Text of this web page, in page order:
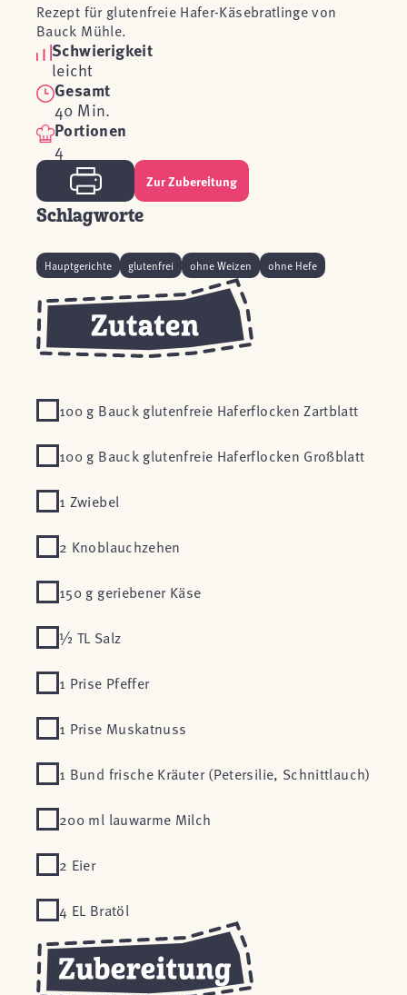
Rezept für glutenfreie Hafer-Käsebratlinge von
Bauck Mühle.
Schwierigkeit
leicht
Gesamt
40 Min.
Portionen
4
Zur Zubereitung
Schlagworte
Hauptgerichte glutenfrei ohne Weizen ohne Hefe
100 g Bauck glutenfreie Haferflocken Zartblatt
100 g Bauck glutenfreie Haferflocken Großblatt
1 Zwiebel
2 Knoblauchzehen
150 g geriebener Käse
½ TL Salz
1 Prise Pfeffer
1 Prise Muskatnuss
1 Bund frische Kräuter (Petersilie, Schnittlauch)
200 ml lauwarme Milch
2 Eier
4 EL Bratöl